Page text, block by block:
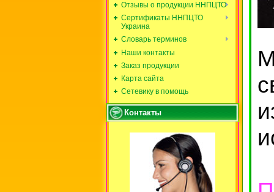
Отзывы о продукции ННПЦТО
Сертификаты ННПЦТО
Украина
Словарь терминов
Наши контакты
Заказ продукции
Карта сайта
Сетевику в помощь
Контакты